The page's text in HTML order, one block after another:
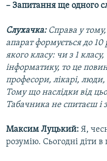
– Запитання ще одного
Слухачка: Справа у
апарат формується до 10
якого класу: чи з 1
інформатику, то це
професори, лікарі,
Тому що наслідки від
Табачника не спитаєш і
Максим Луцький: Я,
розумію. Сьогодні діти